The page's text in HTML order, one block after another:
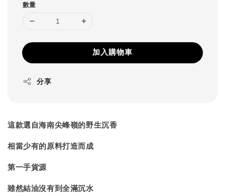
數量
加入購物車
分享
這款選自海南尖峰嶺的野生沉香
相當少有的原料打造而成
第一手貨源
雖然結油沒有到全滿沉水